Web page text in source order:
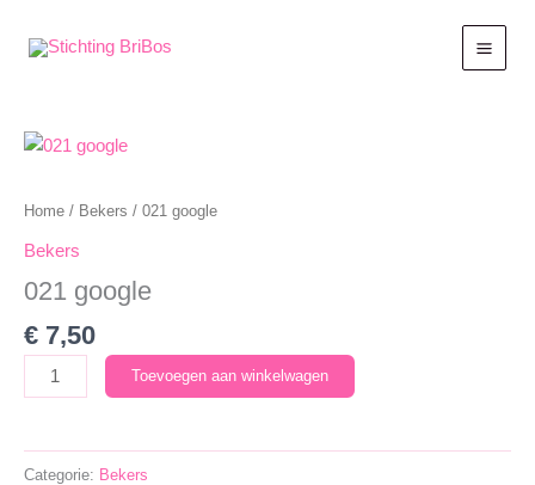
naar
Home / Bekers / 021 google
Bekers
021 google
€ 7,50
google
Toevoegen aan winkelwagen
Categorie: Bekers